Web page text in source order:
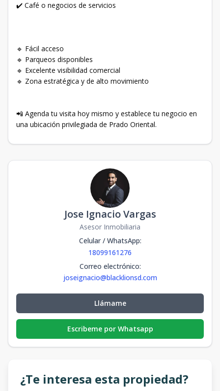
✔️ Café o negocios de servicios
🔹 Fácil acceso
🔹 Parqueos disponibles
🔹 Excelente visibilidad comercial
🔹 Zona estratégica y de alto movimiento
📲 Agenda tu visita hoy mismo y establece tu negocio en
una ubicación privilegiada de Prado Oriental.
Jose Ignacio Vargas
Asesor Inmobiliaria
Celular / WhatsApp:
18099161276
Correo electrónico:
joseignacio@blacklionsd.com
Llámame
Escribeme por Whatsapp
¿Te interesa esta propiedad?